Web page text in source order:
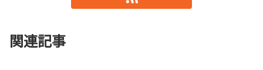
関連記事